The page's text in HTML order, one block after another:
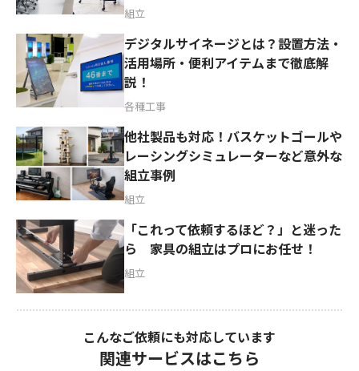
組立
デジタルサイネージとは？設置方法・
活用場所・便利アイテムまで徹底解
説！
各種工事
他社製品も対応！バスケットゴールや
レーシングシミュレーターなど意外な
組立事例
組立
「これって依頼するほど？」と迷った
ら 家具の組立はプロにお任せ！
組立
こんなご依頼にも対応しています
関連サービスはこちら